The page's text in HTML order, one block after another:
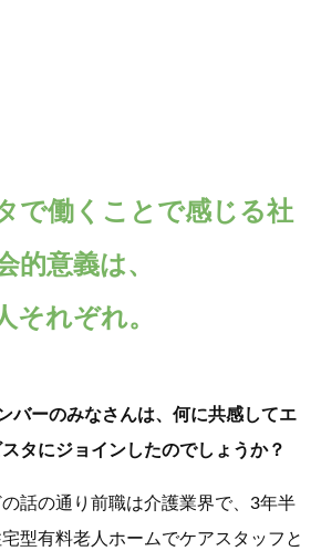
で働くことで感じる社
的意義は、
それぞれ。
バーのみなさんは、何に共感してエ
タにジョインしたのでしょうか？
話の通り前職は介護業界で、3年半
型有料老人ホームでケアスタッフと